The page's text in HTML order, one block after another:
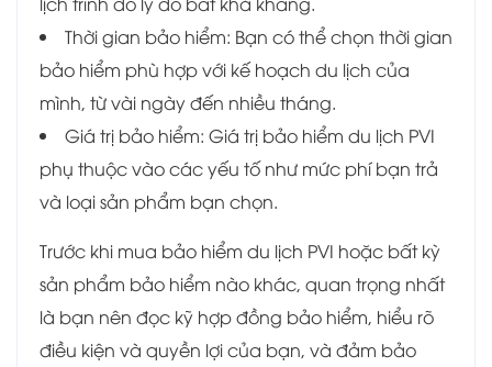
Thời gian bảo hiểm: Bạn có thể chọn thời gian
bảo hiểm phù hợp với kế hoạch du lịch của
mình, từ vài ngày đến nhiều tháng.
Giá trị bảo hiểm: Giá trị bảo hiểm du lịch PVI
phụ thuộc vào các yếu tố như mức phí bạn trả
và loại sản phẩm bạn chọn.
Trước khi mua bảo hiểm du lịch PVI hoặc bất kỳ
sản phẩm bảo hiểm nào khác, quan trọng nhất
là bạn nên đọc kỹ hợp đồng bảo hiểm, hiểu rõ
điều kiện và quyền lợi của bạn, và đảm bảo